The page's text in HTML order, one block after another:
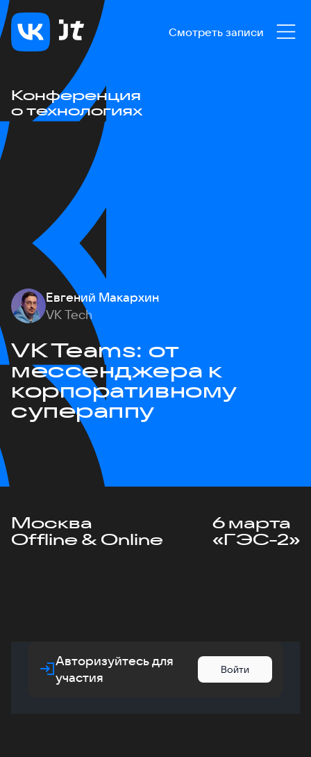
Смотреть записи
Конференция
о технологиях
Евгений Макархин
VK Tech
VK Teams: от
мессенджера к
корпоративному
супераппу
Москва
Offline & Online
6 марта
«ГЭС-2»
Авторизуйтесь для
участия
Войти